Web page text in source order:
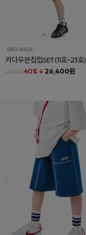
카다우븐집업SET(11호~23호)
43,900원40% ↓ 26,400원